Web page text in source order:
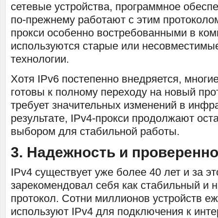
сетевые устройства, программное
по-прежнему работают с этим
прокси особенно востребованными в
используются старые или
технологии.
Хотя IPv6 постепенно внедряется,
готовы к полному переходу на новый
требует значительных изменений в
результате, IPv4-прокси продолжают
выбором для стабильной работы.
3. Надежность и
IPv4 существует уже более 40 лет и за
зарекомендовал себя как стабильный и
протокол. Сотни миллионов устройств
используют IPv4 для подключения к